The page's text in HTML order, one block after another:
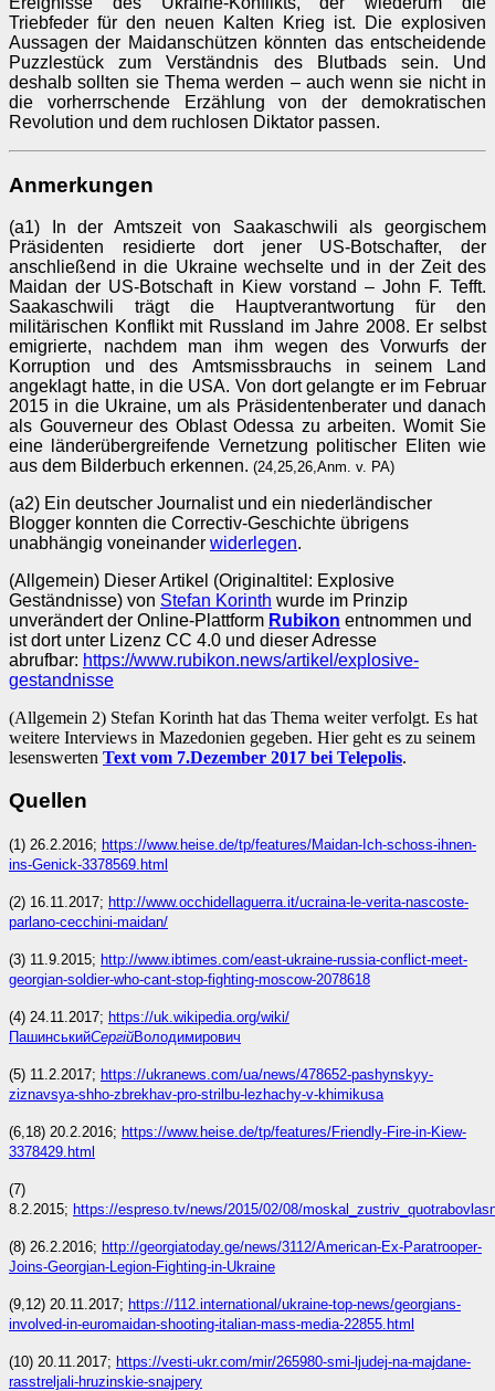
Triebfeder für den neuen Kalten Krieg ist. Die explosiven
Aussagen der Maidanschützen könnten das entscheidende
Puzzlestück zum Verständnis des Blutbads sein. Und
deshalb sollten sie Thema werden – auch wenn sie nicht in
die vorherrschende Erzählung von der demokratischen
Revolution und dem ruchlosen Diktator passen.
Anmerkungen
(a1) In der Amtszeit von Saakaschwili als georgischem
Präsidenten residierte dort jener US-Botschafter, der
anschließend in die Ukraine wechselte und in der Zeit des
Maidan der US-Botschaft in Kiew vorstand – John F. Tefft.
Saakaschwili trägt die Hauptverantwortung für den
militärischen Konflikt mit Russland im Jahre 2008. Er selbst
emigrierte, nachdem man ihm wegen des Vorwurfs der
Korruption und des Amtsmissbrauchs in seinem Land
angeklagt hatte, in die USA. Von dort gelangte er im Februar
2015 in die Ukraine, um als Präsidentenberater und danach
als Gouverneur des Oblast Odessa zu arbeiten. Womit Sie
eine länderübergreifende Vernetzung politischer Eliten wie
aus dem Bilderbuch erkennen. (24,25,26,Anm. v. PA)
(a2) Ein deutscher Journalist und ein niederländischer
Blogger konnten die Correctiv-Geschichte übrigens
unabhängig voneinander widerlegen.
(Allgemein) Dieser Artikel (Originaltitel: Explosive
Geständnisse) von Stefan Korinth wurde im Prinzip
unverändert der Online-Plattform Rubikon entnommen und
ist dort unter Lizenz CC 4.0 und dieser Adresse
abrufbar: https://www.rubikon.news/artikel/explosive-
gestandnisse
(Allgemein 2) Stefan Korinth hat das Thema weiter verfolgt. Es hat
weitere Interviews in Mazedonien gegeben. Hier geht es zu seinem
lesenswerten Text vom 7.Dezember 2017 bei Telepolis.
Quellen
(1) 26.2.2016; https://www.heise.de/tp/features/Maidan-Ich-schoss-ihnen-
ins-Genick-3378569.html
(2) 16.11.2017; http://www.occhidellaguerra.it/ucraina-le-verita-nascoste-
parlano-cecchini-maidan/
(3) 11.9.2015; http://www.ibtimes.com/east-ukraine-russia-conflict-meet-
georgian-soldier-who-cant-stop-fighting-moscow-2078618
(4) 24.11.2017; https://uk.wikipedia.org/wiki/
ПашинськийСергійВолодимирович
(5) 11.2.2017; https://ukranews.com/ua/news/478652-pashynskyy-
ziznavsya-shho-zbrekhav-pro-strilbu-lezhachy-v-khimikusa
(6,18) 20.2.2016; https://www.heise.de/tp/features/Friendly-Fire-in-Kiew-
3378429.html
(7)
8.2.2015; https://espreso.tv/news/2015/02/08/
(8) 26.2.2016; http://georgiatoday.ge/news/3112/American-Ex-Paratrooper-
Joins-Georgian-Legion-Fighting-in-Ukraine
(9,12) 20.11.2017; https://112.international/ukraine-top-news/georgians-
involved-in-euromaidan-shooting-italian-mass-media-22855.html
(10) 20.11.2017; https://vesti-ukr.com/mir/265980-smi-ljudej-na-majdane-
rasstreljali-hruzinskie-snajpery